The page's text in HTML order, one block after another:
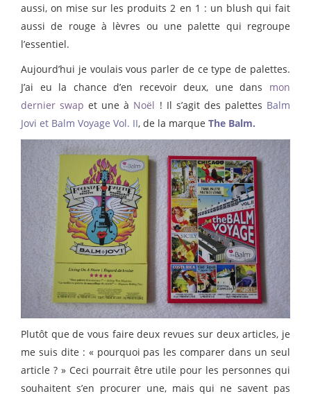
aussi, on mise sur les produits 2 en 1 : un blush qui fait
aussi de rouge à lèvres ou une palette qui regroupe
l’essentiel.
Aujourd’hui je voulais vous parler de ce type de palettes.
J’ai eu la chance d’en recevoir deux, une dans mon
dernier swap et une à Noël ! Il s’agit des palettes Balm
Jovi et Balm Voyage Vol. II, de la marque The Balm.
Plutôt que de vous faire deux revues sur deux articles, je
me suis dite : « pourquoi pas les comparer dans un seul
article ? » Ceci pourrait être utile pour les personnes qui
souhaitent s’en procurer une, mais qui ne savent pas